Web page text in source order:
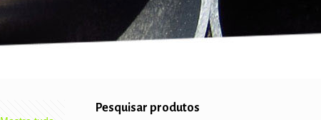
Pesquisar produtos